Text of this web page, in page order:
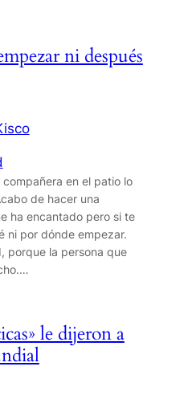
ni después
en el patio lo
de hacer una
ha encantado pero si te
ni por dónde empezar.
porque la persona que
le dijeron a